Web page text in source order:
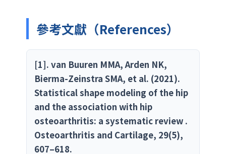
參考文獻（References）
[1]. van Buuren MMA, Arden NK,
Bierma-Zeinstra SMA, et al. (2021).
Statistical shape modeling of the hip
and the association with hip
osteoarthritis: a systematic review .
Osteoarthritis and Cartilage, 29(5),
607–618.